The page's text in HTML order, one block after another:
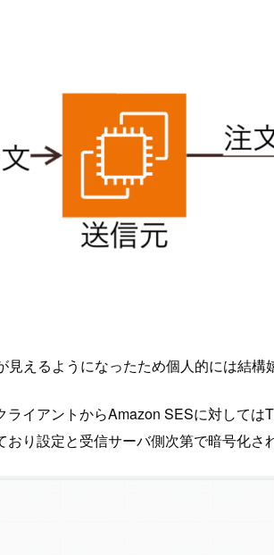
えるようになったため個人的には結構
イアントからAmazon SESに対して
り設定と受信サーバ側次第で暗号化さ